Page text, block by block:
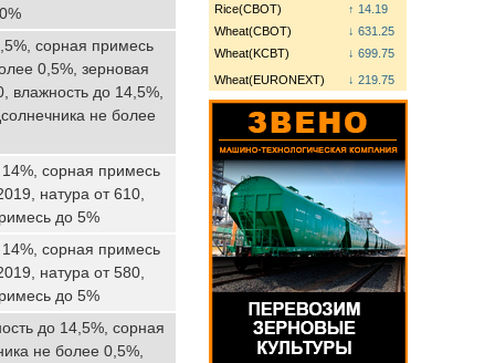
сорная примесь
0,5%, зерновая
влажность до 14,5%,
не более
сорная примесь
натура от 610,
до 5%
сорная примесь
натура от 580,
до 5%
до 14,5%, сорная
не более 0,5%,
Rice(CBOT)
↑ 14.19
Wheat(CBOT)
↓ 631.25
Wheat(KCBT)
↓ 699.75
Wheat(EURONEXT)
↓ 219.75